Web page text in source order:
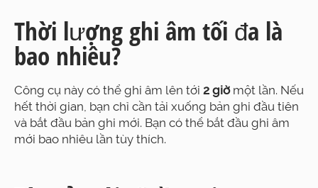
Thời lượng ghi âm tối đa là
bao nhiêu?
Công cụ này có thể ghi âm lên tới 2 giờ một lần. Nếu
hết thời gian, bạn chỉ cần tải xuống bản ghi đầu tiên
và bắt đầu bản ghi mới. Bạn có thể bắt đầu ghi âm
mới bao nhiêu lần tùy thích.